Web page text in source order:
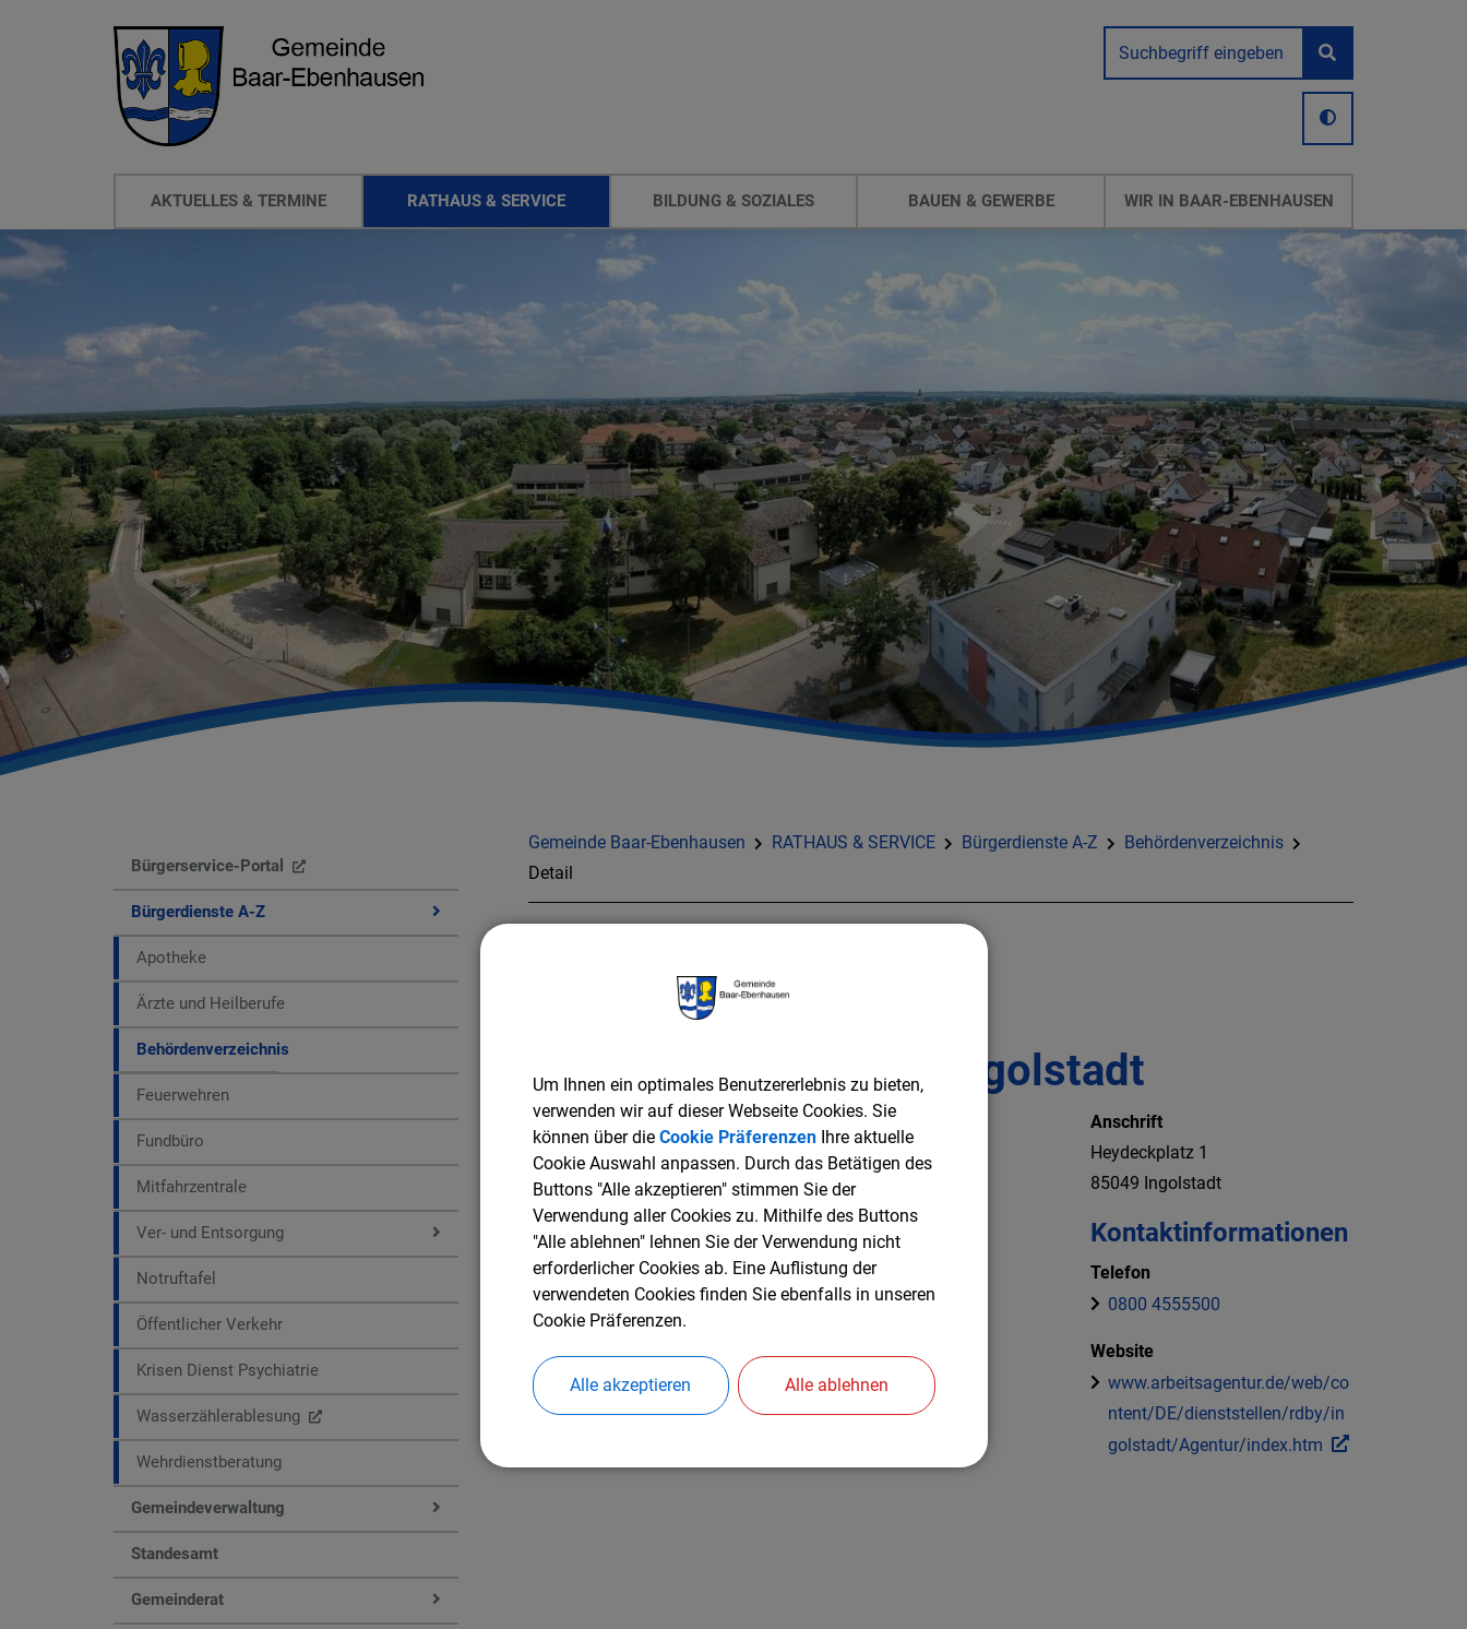
AKTUELLES & TERMINE RATHAUS & SERVICE BILDUNG & SOZIALES BAUEN & GEWERBE WIR IN BAAR-EBENHAUSEN
Bürgerservice-Portal
Bürgerdienste A-Z
Apotheke
Ärzte und Heilberufe
Behördenverzeichnis
Feuerwehren
Fundbüro
Mitfahrzentrale
Ver- und Entsorgung
Notruftafel
Öffentlicher Verkehr
Krisen Dienst Psychiatrie
Wasserzählerablesung
Wehrdienstberatung
Gemeindeverwaltung
Standesamt
Gemeinderat
Gemeinde Baar-Ebenhausen RATHAUS & SERVICE Bürgerdienste A-Z
Behördenverzeichnis
Detail
BEHÖRDE
Agentur für Arbeit in Ingolstadt
Mo - Do: 7.30 -12.30 Uhr
Do: 13.30 - 18.00 Uhr
Fr: 7.30 - 12.00 Uhr
Anschrift
Heydeckplatz 1
85049 Ingolstadt
Kontaktinformationen
Telefon
0800 4555500
Website
www.arbeitsagentur.de/web/co
ntent/DE/dienststellen/rdby/in
golstadt/Agentur/index.htm
Um Ihnen ein optimales Benutzererlebnis zu bieten,
verwenden wir auf dieser Webseite Cookies. Sie
können über die Cookie PräferenzenIhre aktuelle
Cookie Auswahl anpassen. Durch das Betätigen des
Buttons "Alle akzeptieren" stimmen Sie der
Verwendung aller Cookies zu. Mithilfe des Buttons
"Alle ablehnen" lehnen Sie der Verwendung nicht
erforderlicher Cookies ab. Eine Auflistung der
verwendeten Cookies finden Sie ebenfalls in unseren
Cookie Präferenzen.
Alle akzeptieren Alle ablehnen